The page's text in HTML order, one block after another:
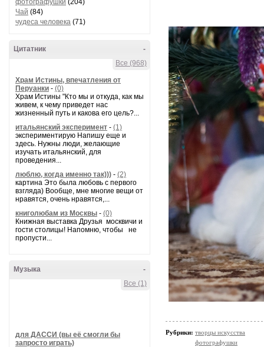
фотографушки (204)
Чай (84)
чудеса человека (71)
-
Цитатник
Все (968)
Храм Истины, впечатления от
Перуанки - (0)
Храм Истины "Кто мы и откуда, как мы
живем, к чему приведет нас
жизненный путь и какова его цель?...
итальянский эксперимент - (1)
экспериментирую Напишу еще и
здесь. Нужны люди, желающие
изучать итальянский, для
проведения...
люблю, когда именно так))) - (2)
картина Это была любовь с первого
взгляда) Вообще, мне многие вещи от
нравятся, очень нравятся,...
книголюбам из Москвы - (0)
Книжная выставка Друзья москвичи и
гости столицы! Напомню, чтобы не
пропусти...
-
Музыка
Все (1)
для ДАССИ (вы её смогли бы
запросто играть)
Рубрики: творцы искусства
фотографушки